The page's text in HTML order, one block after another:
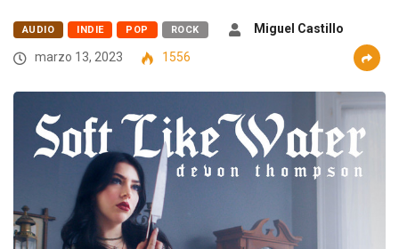
AUDIO INDIE POP ROCK
Miguel Castillo
marzo 13, 2023
1556